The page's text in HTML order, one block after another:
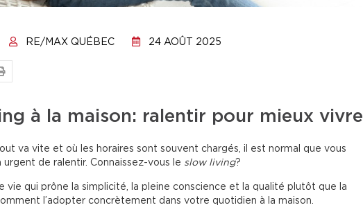
RE/MAX QUÉBEC 24 AOÛT 2025
à la maison: ralentir pour mieux vivre
va vite et où les horaires sont souvent chargés, il est normal que vous
de ralentir. Connaissez-vous le slow living?
vie qui prône la simplicité, la pleine conscience et la qualité plutôt que la
l’adopter concrètement dans votre quotidien à la maison.